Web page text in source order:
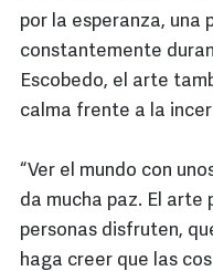
por la esperanza, una
constantemente
Escobedo, el arte
calma frente a la
“Ver el mundo con
da mucha paz. El arte
personas disfruten,
haga creer que las